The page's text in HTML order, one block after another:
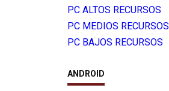
PC ALTOS RECURSOS
PC MEDIOS RECURSOS
PC BAJOS RECURSOS
ANDROID